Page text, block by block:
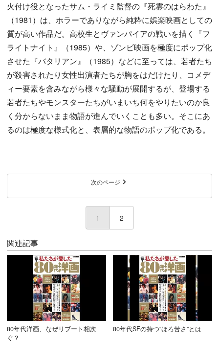
火付け役となったサム・ライミ監督の『死霊のはらわた』
（1981）は、ホラーでありながら純粋に娯楽映画としての
質が高い作品だ。高校生とヴァンパイアの戦いを描く『フ
ライトナイト』（1985）や、ゾンビ映画を極度にポップ化
させた『バタリアン』（1985）などに至っては、若者たち
が殺害されたり女性出演者たちが胸をはだけたり、コメデ
ィー要素を含みながら様々な騒動が展開するが、登場する
若者たちやモンスターたちがいまいち何をやりたいのか良
く分からないまま物語が進んでいくことも多い。そこにあ
るのは極度な様式化と、表層的な物語のポップ化である。
次のページ
1 (current)
2
関連記事
80年代洋画、なぜリブート相次
ぐ？
80年代SFの持つ“ほろ苦さ”とは